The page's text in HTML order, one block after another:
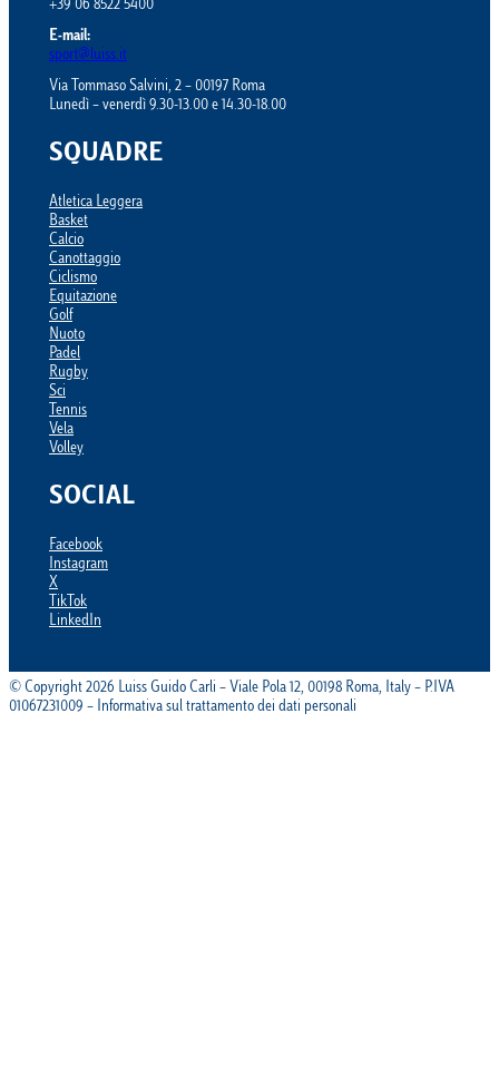
+39 06 8522 5400
E-mail:
sport@luiss.it
Via Tommaso Salvini, 2 – 00197 Roma
Lunedì – venerdì 9.30-13.00 e 14.30-18.00
SQUADRE
Atletica Leggera
Basket
Calcio
Canottaggio
Ciclismo
Equitazione
Golf
Nuoto
Padel
Rugby
Sci
Tennis
Vela
Volley
SOCIAL
Facebook
Instagram
X
TikTok
LinkedIn
© Copyright 2026 Luiss Guido Carli – Viale Pola 12, 00198 Roma, Italy – P.IVA
01067231009 – Informativa sul trattamento dei dati personali